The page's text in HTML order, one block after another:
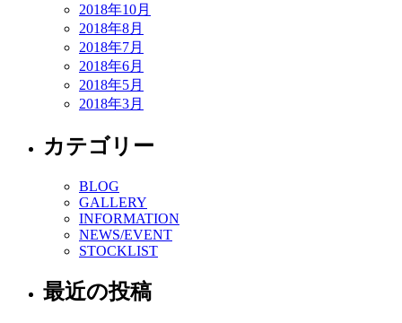
2018年10月
2018年8月
2018年7月
2018年6月
2018年5月
2018年3月
カテゴリー
BLOG
GALLERY
INFORMATION
NEWS/EVENT
STOCKLIST
最近の投稿